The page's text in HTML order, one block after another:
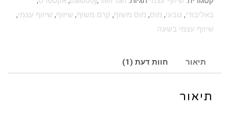
באליבודי, טבעי, מוס, מוס משזף, קרם משזף, שיזוף, שיזוף עצמי,
שיזוף עצמי בשעה
תיאור חוות דעת (1)
תיאור